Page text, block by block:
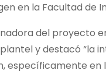
en la Facultad de
del proyecto
y destacó “la
en